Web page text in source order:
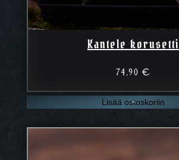
Kantele korusetti
74,90 €
Lisää ostoskoriin